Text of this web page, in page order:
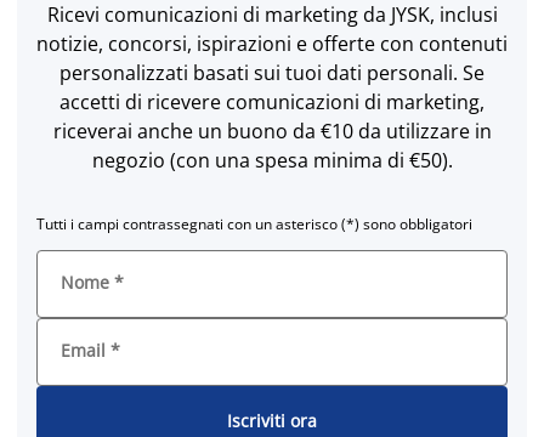
Ricevi comunicazioni di marketing da JYSK, inclusi
notizie, concorsi, ispirazioni e offerte con contenuti
personalizzati basati sui tuoi dati personali. Se
accetti di ricevere comunicazioni di marketing,
riceverai anche un buono da €10 da utilizzare in
negozio (con una spesa minima di €50).
Tutti i campi contrassegnati con un asterisco (*) sono obbligatori
Nome *
Email *
Iscriviti ora